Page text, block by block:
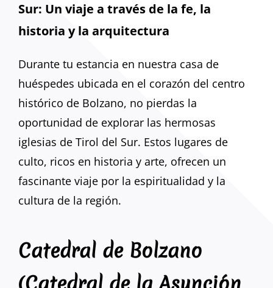
Sur: Un viaje a través de la fe, la
historia y la arquitectura
Durante tu estancia en nuestra casa de
huéspedes ubicada en el corazón del centro
histórico de Bolzano, no pierdas la
oportunidad de explorar las hermosas
iglesias de Tirol del Sur. Estos lugares de
culto, ricos en historia y arte, ofrecen un
fascinante viaje por la espiritualidad y la
cultura de la región.
Catedral de Bolzano